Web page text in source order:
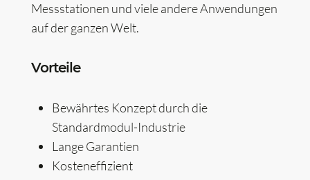
Messstationen und viele andere Anwendungen
auf der ganzen Welt.
Vorteile
Bewährtes Konzept durch die
Standardmodul-Industrie
Lange Garantien
Kosteneffizient